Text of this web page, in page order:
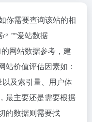
你需要查询该站的相
""爱站数据
网站数据参考，建
站价值评估因素如：
及索引量、用户体
最主要还是需要根据
的数据则需要找